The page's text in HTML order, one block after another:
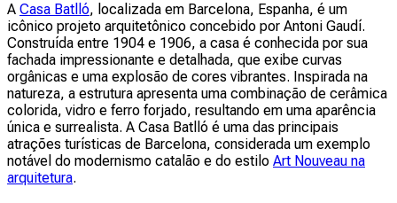
A Casa Batlló, localizada em Barcelona, Espanha, é um
icônico projeto arquitetônico concebido por Antoni Gaudí.
Construída entre 1904 e 1906, a casa é conhecida por sua
fachada impressionante e detalhada, que exibe curvas
orgânicas e uma explosão de cores vibrantes. Inspirada na
natureza, a estrutura apresenta uma combinação de cerâmica
colorida, vidro e ferro forjado, resultando em uma aparência
única e surrealista. A Casa Batlló é uma das principais
atrações turísticas de Barcelona, considerada um exemplo
notável do modernismo catalão e do estilo Art Nouveau na
arquitetura.